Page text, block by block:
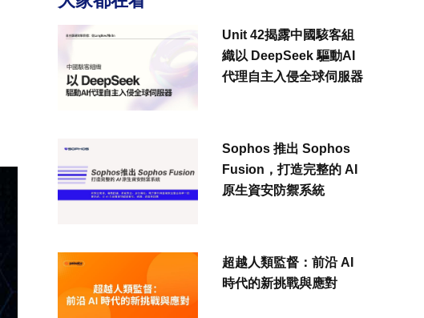
Unit 42揭露中國駭客組
織以 DeepSeek 驅動AI
代理自主入侵全球伺服器
Sophos 推出 Sophos
Fusion，打造完整的 AI
原生資安防禦系統
超越人類監督：前沿 AI
時代的新挑戰與應對